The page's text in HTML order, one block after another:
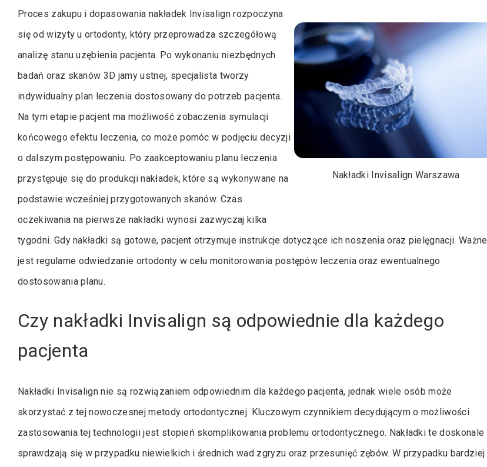
Nakładki Invisalign Warszawa
Proces zakupu i dopasowania nakładek Invisalign rozpoczyna
się od wizyty u ortodonty, który przeprowadza szczegółową
analizę stanu uzębienia pacjenta. Po wykonaniu niezbędnych
badań oraz skanów 3D jamy ustnej, specjalista tworzy
indywidualny plan leczenia dostosowany do potrzeb pacjenta.
Na tym etapie pacjent ma możliwość zobaczenia symulacji
końcowego efektu leczenia, co może pomóc w podjęciu decyzji
o dalszym postępowaniu. Po zaakceptowaniu planu leczenia
przystępuje się do produkcji nakładek, które są wykonywane na
podstawie wcześniej przygotowanych skanów. Czas
oczekiwania na pierwsze nakładki wynosi zazwyczaj kilka
tygodni. Gdy nakładki są gotowe, pacjent otrzymuje instrukcje dotyczące ich noszenia oraz pielęgnacji. Ważne
jest regularne odwiedzanie ortodonty w celu monitorowania postępów leczenia oraz ewentualnego
dostosowania planu.
Czy nakładki Invisalign są odpowiednie dla każdego
pacjenta
Nakładki Invisalign nie są rozwiązaniem odpowiednim dla każdego pacjenta, jednak wiele osób może
skorzystać z tej nowoczesnej metody ortodontycznej. Kluczowym czynnikiem decydującym o możliwości
zastosowania tej technologii jest stopień skomplikowania problemu ortodontycznego. Nakładki te doskonale
sprawdzają się w przypadku niewielkich i średnich wad zgryzu oraz przesunięć zębów. W przypadku bardziej